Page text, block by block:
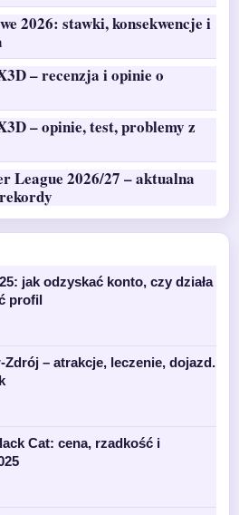
2026: stawki, konsekwencje i
– recenzja i opinie o
– opinie, test, problemy z
League 2026/27 – aktualna
jak odzyskać konto, czy działa
profil
Zdrój – atrakcje, leczenie, dojazd.
Cat: cena, rzadkość i